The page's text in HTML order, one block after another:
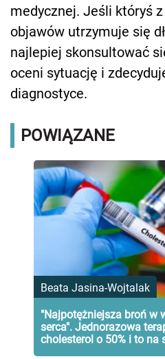
medycznej. Jeśli któryś
objawów utrzymuje się
najlepiej skonsultować
oceni sytuację i
diagnostyce.
POWIĄZANE
Beata Jasina-Wojtalak
"Najpotężniejsza broń w
serca". Jednorazowa
cholesterol o 50% i to na